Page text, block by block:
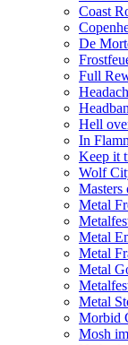
Coast
De
Full
Hell
In
Keep it
Wolf
Masters
Metal
Metal
Metal
Metal
Metal
Morbid
Mosh